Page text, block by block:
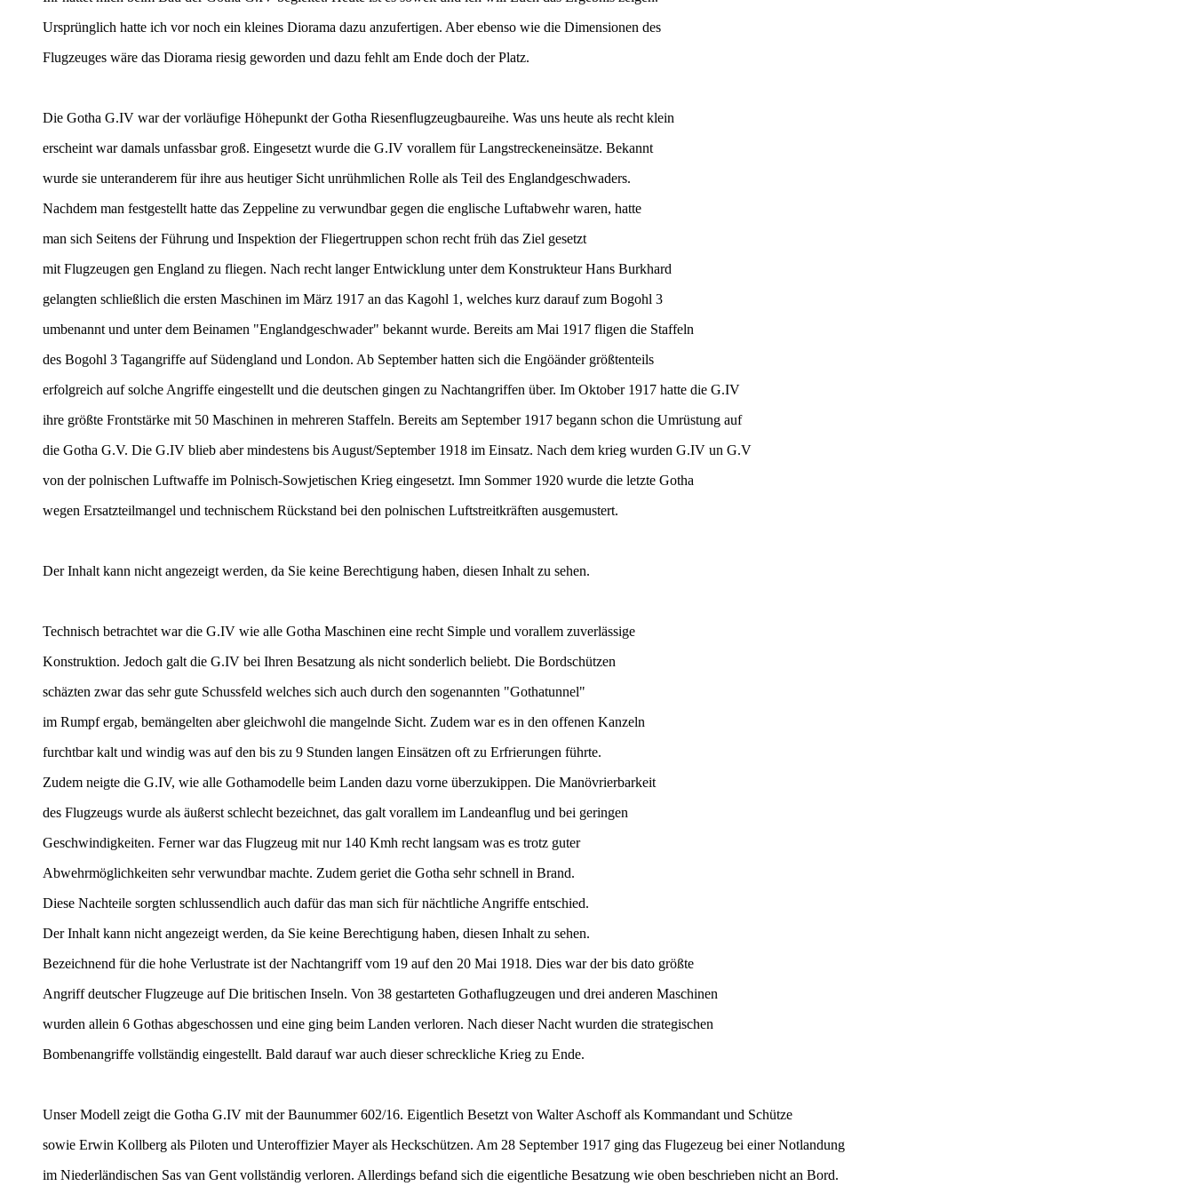
Ursprünglich hatte ich vor noch ein kleines Diorama dazu anzufertigen. Aber ebenso wie die Dimensionen des
Flugzeuges wäre das Diorama riesig geworden und dazu fehlt am Ende doch der Platz.
Die Gotha G.IV war der vorläufige Höhepunkt der Gotha Riesenflugzeugbaureihe. Was uns heute als recht klein
erscheint war damals unfassbar groß. Eingesetzt wurde die G.IV vorallem für Langstreckeneinsätze. Bekannt
wurde sie unteranderem für ihre aus heutiger Sicht unrühmlichen Rolle als Teil des Englandgeschwaders.
Nachdem man festgestellt hatte das Zeppeline zu verwundbar gegen die englische Luftabwehr waren, hatte
man sich Seitens der Führung und Inspektion der Fliegertruppen schon recht früh das Ziel gesetzt
mit Flugzeugen gen England zu fliegen. Nach recht langer Entwicklung unter dem Konstrukteur Hans Burkhard
gelangten schließlich die ersten Maschinen im März 1917 an das Kagohl 1, welches kurz darauf zum Bogohl 3
umbenannt und unter dem Beinamen "Englandgeschwader" bekannt wurde. Bereits am Mai 1917 fligen die Staffeln
des Bogohl 3 Tagangriffe auf Südengland und London. Ab September hatten sich die Engöänder größtenteils
erfolgreich auf solche Angriffe eingestellt und die deutschen gingen zu Nachtangriffen über. Im Oktober 1917 hatte die G.IV
ihre größte Frontstärke mit 50 Maschinen in mehreren Staffeln. Bereits am September 1917 begann schon die Umrüstung auf
die Gotha G.V. Die G.IV blieb aber mindestens bis August/September 1918 im Einsatz. Nach dem krieg wurden G.IV un G.V
von der polnischen Luftwaffe im Polnisch-Sowjetischen Krieg eingesetzt. Imn Sommer 1920 wurde die letzte Gotha
wegen Ersatzteilmangel und technischem Rückstand bei den polnischen Luftstreitkräften ausgemustert.
Der Inhalt kann nicht angezeigt werden, da Sie keine Berechtigung haben, diesen Inhalt zu sehen.
Technisch betrachtet war die G.IV wie alle Gotha Maschinen eine recht Simple und vorallem zuverlässige
Konstruktion. Jedoch galt die G.IV bei Ihren Besatzung als nicht sonderlich beliebt. Die Bordschützen
schäzten zwar das sehr gute Schussfeld welches sich auch durch den sogenannten "Gothatunnel"
im Rumpf ergab, bemängelten aber gleichwohl die mangelnde Sicht. Zudem war es in den offenen Kanzeln
furchtbar kalt und windig was auf den bis zu 9 Stunden langen Einsätzen oft zu Erfrierungen führte.
Zudem neigte die G.IV, wie alle Gothamodelle beim Landen dazu vorne überzukippen. Die Manövrierbarkeit
des Flugzeugs wurde als äußerst schlecht bezeichnet, das galt vorallem im Landeanflug und bei geringen
Geschwindigkeiten. Ferner war das Flugzeug mit nur 140 Kmh recht langsam was es trotz guter
Abwehrmöglichkeiten sehr verwundbar machte. Zudem geriet die Gotha sehr schnell in Brand.
Diese Nachteile sorgten schlussendlich auch dafür das man sich für nächtliche Angriffe entschied.
Der Inhalt kann nicht angezeigt werden, da Sie keine Berechtigung haben, diesen Inhalt zu sehen.
Bezeichnend für die hohe Verlustrate ist der Nachtangriff vom 19 auf den 20 Mai 1918. Dies war der bis dato größte
Angriff deutscher Flugzeuge auf Die britischen Inseln. Von 38 gestarteten Gothaflugzeugen und drei anderen Maschinen
wurden allein 6 Gothas abgeschossen und eine ging beim Landen verloren. Nach dieser Nacht wurden die strategischen
Bombenangriffe vollständig eingestellt. Bald darauf war auch dieser schreckliche Krieg zu Ende.
Unser Modell zeigt die Gotha G.IV mit der Baunummer 602/16. Eigentlich Besetzt von Walter Aschoff als Kommandant und Schütze
sowie Erwin Kollberg als Piloten und Unteroffizier Mayer als Heckschützen. Am 28 September 1917 ging das Flugezeug bei einer Notlandung
im Niederländischen Sas van Gent vollständig verloren. Allerdings befand sich die eigentliche Besatzung wie oben beschrieben nicht an Bord.